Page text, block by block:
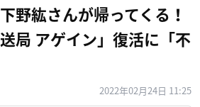
野紘さんが帰ってくる！
局 アゲイン」復活に「不
2022年02月24日 11:25